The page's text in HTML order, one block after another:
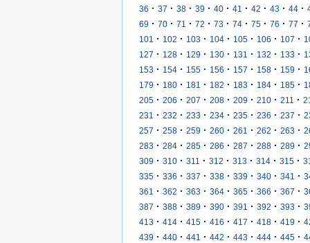
36 · 37 · 38 · 39 · 40 · 41 · 42 · 43 · 44 ·
69 · 70 · 71 · 72 · 73 · 74 · 75 · 76 · 77 ·
101
· 102 · 103 · 104 · 105 · 106 · 107 ·
127 · 128 · 129 · 130 · 131 · 132 · 133 ·
153 · 154 · 155 · 156 · 157 · 158 · 159 ·
179 · 180 · 181 · 182 · 183 · 184 · 185 ·
205 · 206 · 207 · 208 · 209 · 210 · 211 ·
231
· 232 · 233 · 234 · 235 · 236 · 237 ·
257 · 258 · 259 · 260 · 261 · 262 · 263 ·
283 · 284 · 285 · 286 · 287 · 288 · 289 ·
309 · 310 · 311 · 312 · 313 · 314 · 315 ·
335 · 336 · 337 · 338 · 339 · 340 · 341 ·
361
· 362 · 363 · 364 · 365 · 366 · 367 ·
387 · 388 · 389 · 390 · 391 · 392 · 393 ·
413 · 414 · 415 · 416 · 417 · 418 · 419 ·
439 · 440 · 441 · 442 · 443 · 444 · 445 ·